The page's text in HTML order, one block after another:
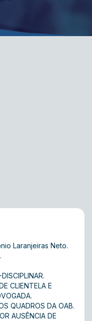
Laranjeiras Neto.
CLIENTELA E
QUADROS DA OAB.
AUSÊNCIA DE